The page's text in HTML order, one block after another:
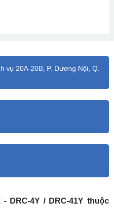
vụ 20A-20B, P. Dương Nội, Q.
DRC-4Y / DRC-41Y thuộc